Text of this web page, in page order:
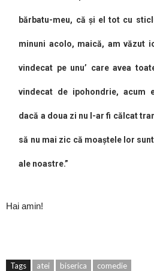
bărbatu-meu, că și el tot cu
minuni acolo, maică, am văzut
vindecat pe unu’ care avea
vindecat de ipohondrie, acum
dacă a doua zi nu l-ar fi călcat
să nu mai zic că moaștele lor
ale noastre.”
Hai amin!
Tags atei biserica comedie